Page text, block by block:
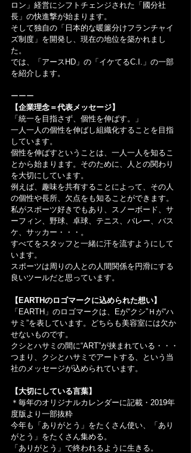
ロン」経営にシフトチェンジされた「國分社
長」の快進撃が始まります。
そして独自の「日本的な暖簾分けフランチャイ
ズ制度」を開発し、現在の地位を築かれまし
た。
では、「アースHD」の「イケてるC.I.」の一部
を紹介します。
ーーー
【企業理念＝代表メッセージ】
「統一を目指さず、個性を伸ばす。」
一人一人の個性を伸ばし組織化することを目指
しています。
個性を伸ばすということは、一人一人を知るこ
とから始まります。そのために、人との関わり
を大切にしています。
例えば、趣味を共有することによって、その人
の個性や長所、欠点をも知ることができます。
私がスポーツ好きでもあり、スノーボード、サ
ーフィン、野球、卓球、テニス、バレー、バス
ケ、サッカー・・・。
すべてをスタッフと一緒に汗を流すようにして
います。
スポーツは周りの人との人間関係を円滑にする
良いツールだと思っています。
【EARTHのロゴマークに込められた想い】
「EARTH」のロゴマークは、Eが“クシ”Ｈが“ハ
サミ”を表しています。どちらも美容室には欠か
せないものです。
クシとハサミの間に“ART”が挟まれている・・・
つまり、クシとハサミでアートする、という当
社のメッセージが込められています。
【大切にしている言葉】
＊毎年のオリジナルカレンダーに記載・2019年
度版より一部抜粋
今年も「ありがとう」をたくさん使い、「あり
がとう」をたくさん集める。
「ありがとう」で終われるように生きる。